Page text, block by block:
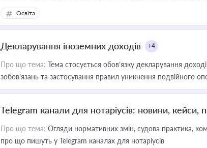
Освіта
Декларування іноземних доходів +4
Про що тема: Тема стосується обов’язку декларування
зобов’язань та застосування правил уникнення подвійного
Telegram канали для нотаріусів: новини, кейси,
Про що тема: Огляди нормативних змін, судова практика,
про що пишуть у Telegram каналах для нотаріусів